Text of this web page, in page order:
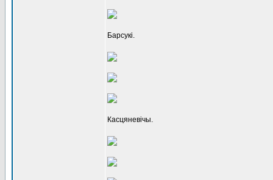
Барсукі.
Касцяневічы.